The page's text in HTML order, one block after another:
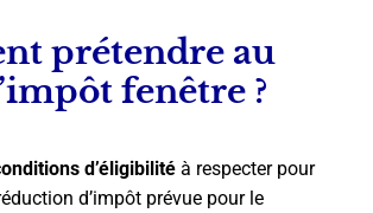
prétendre au
fenêtre ?
d’éligibilité à respecter pour
d’impôt prévue pour le